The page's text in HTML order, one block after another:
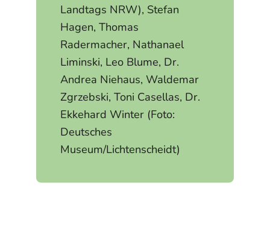
Landtags NRW), Stefan
Hagen, Thomas
Radermacher, Nathanael
Liminski, Leo Blume, Dr.
Andrea Niehaus, Waldemar
Zgrzebski, Toni Casellas, Dr.
Ekkehard Winter (Foto:
Deutsches
Museum/Lichtenscheidt)